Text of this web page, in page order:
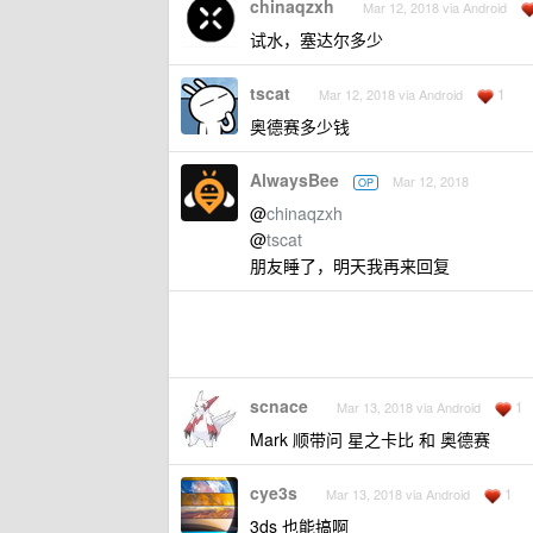
chinaqzxh Mar 12, 2018 via Android
试水，塞达尔多少
tscat Mar 12, 2018 via Android 1
奥德赛多少钱
AlwaysBee OP Mar 12, 2018
@chinaqzxh
@tscat
朋友睡了，明天我再来回复
scnace Mar 13, 2018 via Android 1
Mark 顺带问 星之卡比 和 奥德赛
cye3s Mar 13, 2018 via Android 1
3ds 也能搞啊